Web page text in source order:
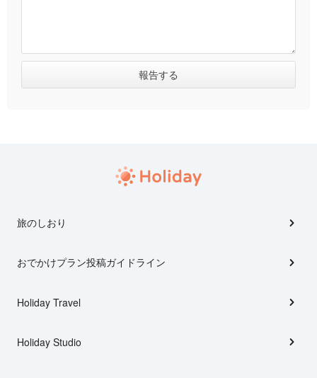
旅のしおり
おでかけプラン投稿ガイドライン
Holiday Travel
Holiday Studio